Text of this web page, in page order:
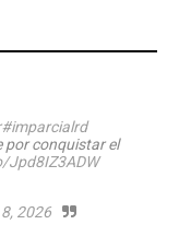
#imparcialrd
por conquistar el
2026